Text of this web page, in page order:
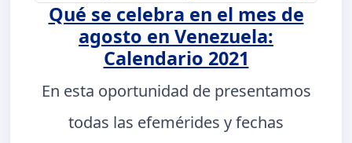
Qué se celebra en el mes de
agosto en Venezuela:
Calendario 2021
En esta oportunidad de presentamos
todas las efemérides y fechas